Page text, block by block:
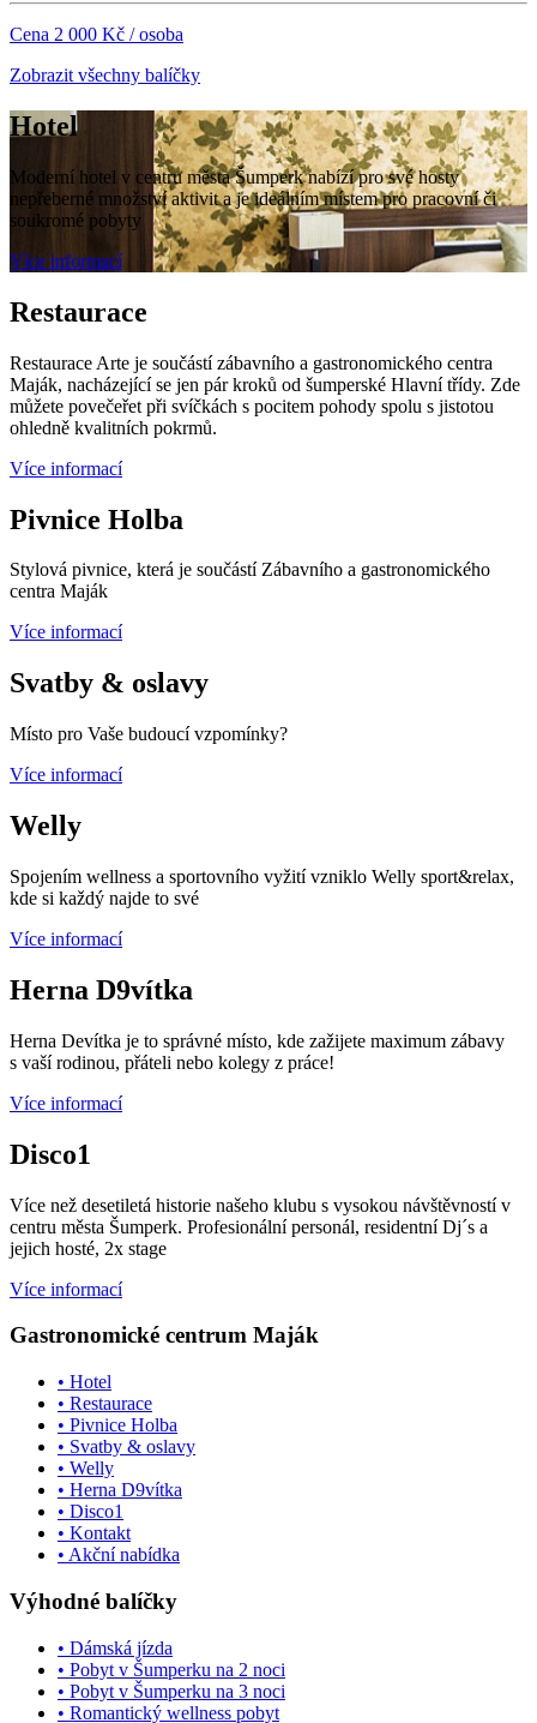
Cena 2 000 Kč / osoba
Zobrazit všechny balíčky
Hotel
Moderní hotel v centru města Šumperk nabízí pro své hosty
nepřeberné množství aktivit a je ideálním místem pro pracovní či
soukromé pobyty
Více informací
Restaurace
Restaurace Arte je součástí zábavního a gastronomického centra
Maják, nacházející se jen pár kroků od šumperské Hlavní třídy. Zde
můžete povečeřet při svíčkách s pocitem pohody spolu s jistotou
ohledně kvalitních pokrmů.
Více informací
Pivnice Holba
Stylová pivnice, která je součástí Zábavního a gastronomického
centra Maják
Více informací
Svatby & oslavy
Místo pro Vaše budoucí vzpomínky?
Více informací
Welly
Spojením wellness a sportovního vyžití vzniklo Welly sport&relax,
kde si každý najde to své
Více informací
Herna D9vítka
Herna Devítka je to správné místo, kde zažijete maximum zábavy
s vaší rodinou, přáteli nebo kolegy z práce!
Více informací
Disco1
Více než desetiletá historie našeho klubu s vysokou návštěvností v
centru města Šumperk. Profesionální personál, residentní Dj´s a
jejich hosté, 2x stage
Více informací
Gastronomické centrum Maják
• Hotel
• Restaurace
• Pivnice Holba
• Svatby & oslavy
• Welly
• Herna D9vítka
• Disco1
• Kontakt
• Akční nabídka
Výhodné balíčky
• Dámská jízda
• Pobyt v Šumperku na 2 noci
• Pobyt v Šumperku na 3 noci
• Romantický wellness pobyt